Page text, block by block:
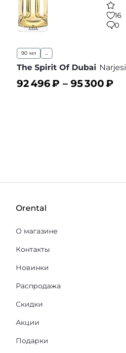
16
0
90 мл ...
The Spirit Of Dubai Narjesi
92 496₽ – 95 300₽
Orental
О магазине
Контакты
Новинки
Распродажа
Скидки
Акции
Подарки